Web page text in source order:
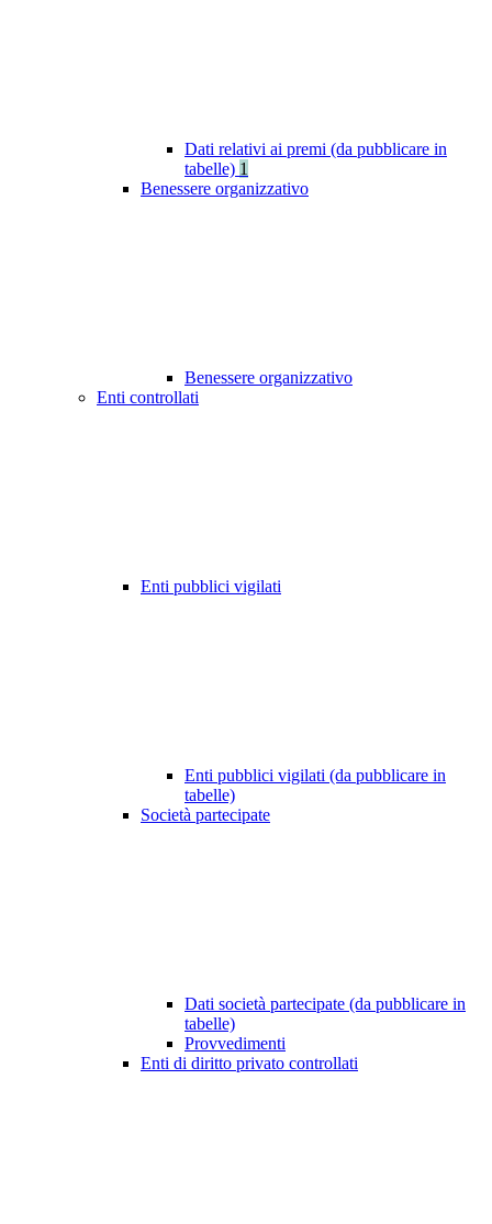
Dati relativi ai premi (da pubblicare in
tabelle) 1
Benessere organizzativo
Benessere organizzativo
Enti controllati
Enti pubblici vigilati
Enti pubblici vigilati (da pubblicare in
tabelle)
Società partecipate
Dati società partecipate (da pubblicare in
tabelle)
Provvedimenti
Enti di diritto privato controllati